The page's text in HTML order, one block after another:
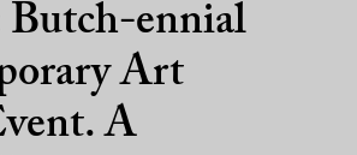
Butch-ennial
Art
A